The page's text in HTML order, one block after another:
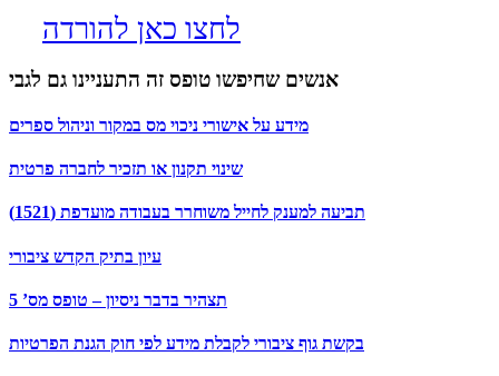
לחצו כאן להורדה
אנשים שחיפשו טופס זה התעניינו גם לגבי
מידע על אישורי ניכוי מס במקור וניהול ספרים
שינוי תקנון או תזכיר לחברה פרטית
תביעה למענק לחייל משוחרר בעבודה מועדפת (1521)
עיון בתיק הקדש ציבורי
תצהיר בדבר ניסיון – טופס מס’ 5
בקשת גוף ציבורי לקבלת מידע לפי חוק הגנת הפרטיות